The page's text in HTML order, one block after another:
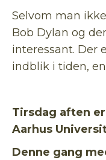
Selvom man
Bob Dylan og
interessant. Der
indblik i tiden,
Tirsdag aften
Aarhus
Denne gang